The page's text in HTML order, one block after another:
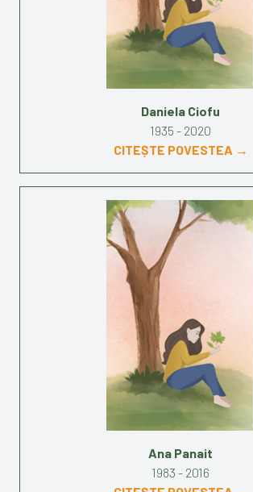
Daniela Ciofu
1935 - 2020
CITEȘTE POVESTEA →
Ana Panait
1983 - 2016